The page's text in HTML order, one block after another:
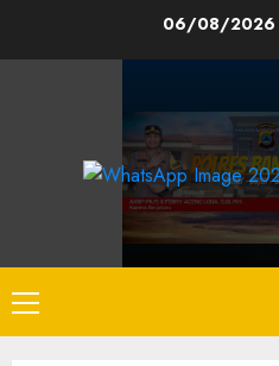
06/08/2026